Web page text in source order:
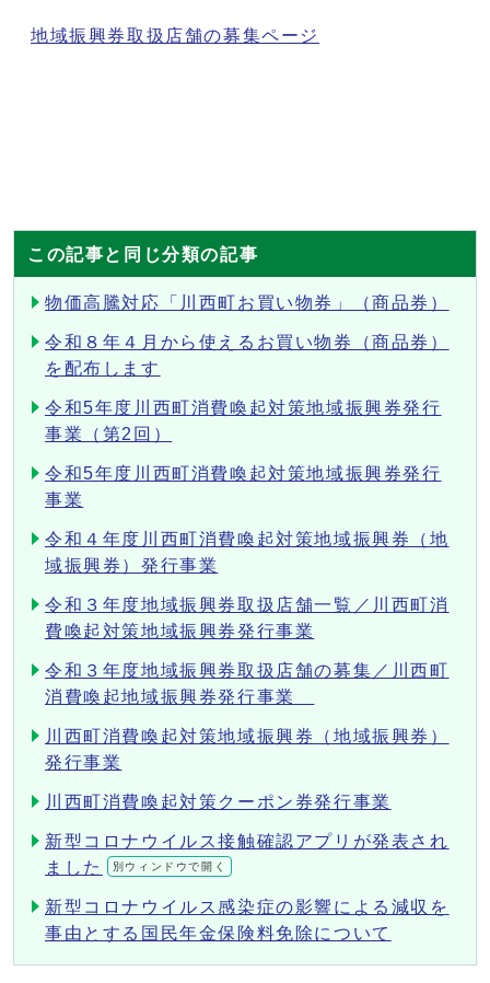
地域振興券取扱店舗の募集ページ
この記事と同じ分類の記事
物価高騰対応「川西町お買い物券」（商品券）
令和８年４月から使えるお買い物券（商品券）
を配布します
令和5年度川西町消費喚起対策地域振興券発行
事業（第2回）
令和5年度川西町消費喚起対策地域振興券発行
事業
令和４年度川西町消費喚起対策地域振興券（地
域振興券）発行事業
令和３年度地域振興券取扱店舗一覧／川西町消
費喚起対策地域振興券発行事業
令和３年度地域振興券取扱店舗の募集／川西町
消費喚起地域振興券発行事業
川西町消費喚起対策地域振興券（地域振興券）
発行事業
川西町消費喚起対策クーポン券発行事業
新型コロナウイルス接触確認アプリが発表され
ました
別ウィンドウで開く
新型コロナウイルス感染症の影響による減収を
事由とする国民年金保険料免除について